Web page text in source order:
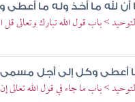
أن لله ما أخذ وله ما
> باب قول الله تبارك وتعالى قل
ما أعطى وكل إلى أجل
> باب ما جاء في قول الله تعالى